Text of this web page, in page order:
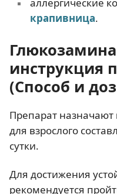
аллергические
крапивница.
инструкция
(Способ и
Препарат назначают
для взрослого
сутки.
Для достижения
рекомендуется